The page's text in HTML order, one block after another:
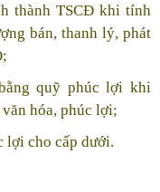
thành TSCĐ khi tính
bán, thanh lý, phát
quỹ phúc lợi khi
hóa, phúc lợi;
lợi cho cấp dưới.